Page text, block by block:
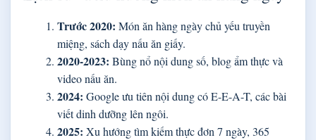
Trước 2020: Món ăn hàng ngày chủ yếu truyền
miệng, sách dạy nấu ăn giấy.
2020-2023: Bùng nổ nội dung số, blog ẩm thực và
video nấu ăn.
2024: Google ưu tiên nội dung có E-E-A-T, các bài
viết dinh dưỡng lên ngôi.
2025: Xu hướng tìm kiếm thực đơn 7 ngày, 365